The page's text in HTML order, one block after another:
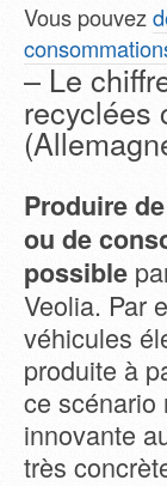
Vous pouvez
– Le
recyclées
Produire
ou de
possible
Veolia. Par
véhicules
produite à
ce scénario
innovante
très